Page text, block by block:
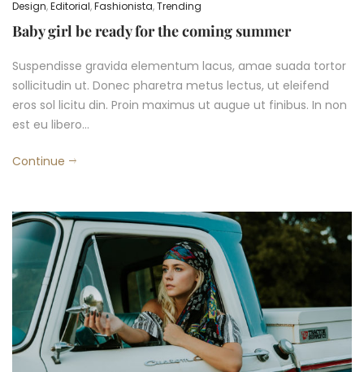
Design,Editorial,Fashionista,Trending
Baby girl be ready for the coming summer
Suspendisse gravida elementum lacus, amae suada tortor
sollicitudin ut. Donec pharetra metus lectus, ut eleifend
eros sol licitu din. Proin maximus ut augue ut finibus. In non
est eu libero…
Continue